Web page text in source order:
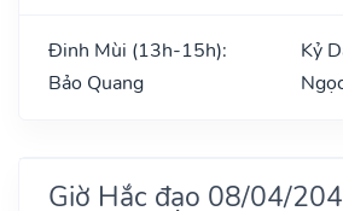
Đinh Mùi (13h-15h):
Bảo Quang
Kỷ
Giờ Hắc đạo 08/04/